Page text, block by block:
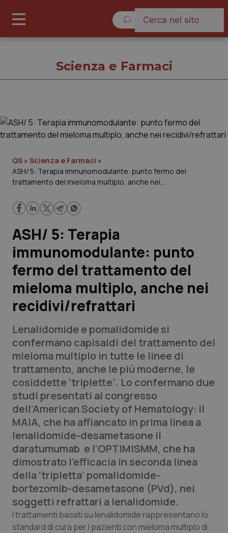
Governo e Parlamento
Regioni e Asl
Lavoro e Professioni
Scienza e Farmaci
Studi e Analisi
Lettere al direttore
Edizioni Regionali
QS Pro
Professionisti Sanitari.AI
Abruzzo
Basilicata
Calabria
Campania
Emilia-Romagna
QS Pro Gold
Artrite & artrosi
Asma & BPCO
Car-T
Colesterolo & coronaropatie
QS Club Newsletter
Scienza e Farmaci
QS » Scienza e Farmaci »
ASH/ 5: Terapia immunomodulante: punto fermo del
trattamento del mieloma multiplo, anche nei
ASH/ 5: Terapia
immunomodulante: punto
fermo del trattamento del
mieloma multiplo, anche nei
recidivi/refrattari
Lenalidomide e pomalidomide si
confermano capisaldi del trattamento del
mieloma multiplo in tutte le linee di
trattamento, anche le più moderne, le
cosiddette ‘triplette’. Lo confermano due
studi presentati al congresso
dell’American Society of Hematology: il
MAIA, che ha affiancato in prima linea a
lenalidomide-desametasone il
daratumumab e l’OPTIMISMM, che ha
dimostrato l’efficacia in seconda linea
della ‘tripletta’ pomalidomide-
bortezomib-desametasone (PVd), nei
soggetti refrattari a lenalidomide.
I trattamenti basati su lenalidomide rappresentano lo
standard di cura per i pazienti con mieloma multiplo di